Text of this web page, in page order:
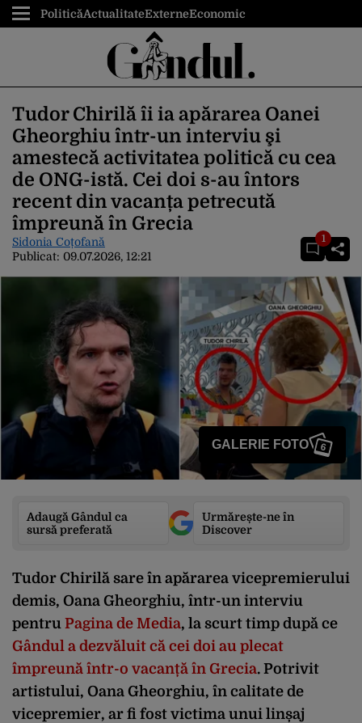
PoliticăActualitateExterneEconomic
Tudor Chirilă îi ia apărarea Oanei
Gheorghiu într-un interviu şi
amestecă activitatea politică cu cea
de ONG-istă. Cei doi s-au întors
recent din vacanța petrecută
împreună în Grecia
Sidonia Coțofană
Publicat: 09.07.2026, 12:21
1
GALERIE FOTO 6
Adaugă Gândul ca
sursă preferată
Urmărește-ne în
Discover
Tudor Chirilă sare în apărarea vicepremierului
demis, Oana Gheorghiu, într-un interviu
pentru Pagina de Media, la scurt timp după ce
Gândul a dezvăluit că cei doi au plecat
împreună într-o vacanță în Grecia. Potrivit
artistului, Oana Gheorghiu, în calitate de
vicepremier, ar fi fost victima unui linșaj